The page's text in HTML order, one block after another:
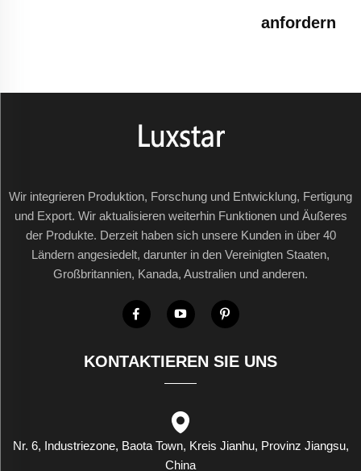
anfordern
Wir integrieren Produktion, Forschung und Entwicklung, Fertigung
und Export. Wir aktualisieren weiterhin Funktionen und Äußeres
der Produkte. Derzeit haben sich unsere Kunden in über 40
Ländern angesiedelt, darunter in den Vereinigten Staaten,
Großbritannien, Kanada, Australien und anderen.
KONTAKTIEREN SIE UNS
Nr. 6, Industriezone, Baota Town, Kreis Jianhu, Provinz Jiangsu,
China